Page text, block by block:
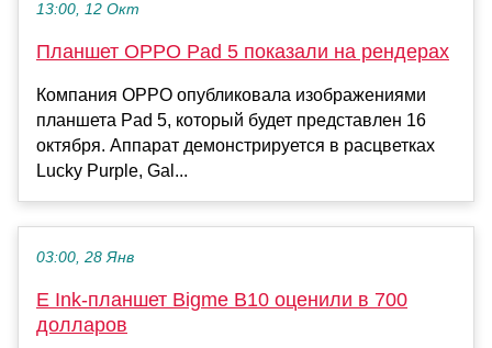
13:00, 12 Окт
Планшет OPPO Pad 5 показали на рендерах
Компания OPPO опубликовала изображениями
планшета Pad 5, который будет представлен 16
октября. Аппарат демонстрируется в расцветках
Lucky Purple, Gal...
03:00, 28 Янв
E Ink-планшет Bigme B10 оценили в 700
долларов